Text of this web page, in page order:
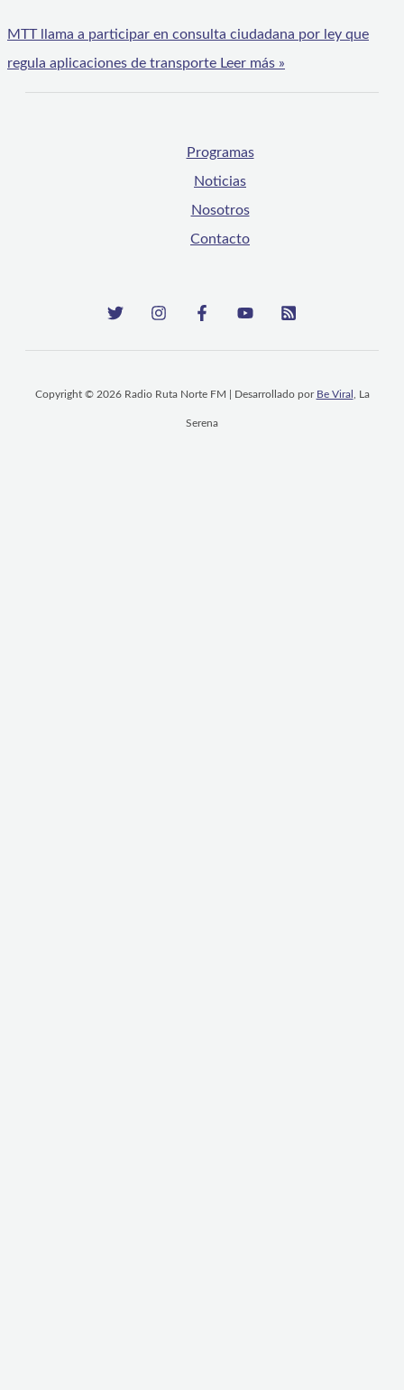
MTT llama a participar en consulta ciudadana por ley que
regula aplicaciones de transporte Leer más »
Programas
Noticias
Nosotros
Contacto
Copyright © 2026 Radio Ruta Norte FM | Desarrollado por Be Viral , La
Serena